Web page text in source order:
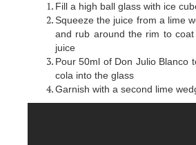
Fill a high ball glass with ice
Squeeze the juice from a lime
and rub around the rim to
juice
Pour 50ml of Don Julio Blanco
cola into the glass
Garnish with a second lime